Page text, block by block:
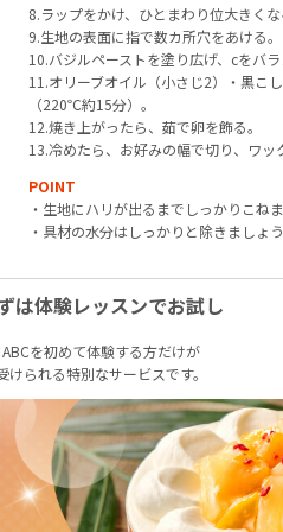
8.ラップをかけ、ひとまわり位大きく
9.生地の表面に指で数カ所穴をあける。
10.バジルペーストを塗り広げ、cをバラ
11.オリーブオイル（小さじ2）・黒こ
（220℃約15分）。
12.焼き上がったら、茹で卵を飾る。
13.冷めたら、お好みの幅で切り、ワッ
POINT
・生地にハリが出るまでしっかりこねま
・具材の水分はしっかりと除きましょう
は体験レッスンでお試し
ABCを初めて体験する方だけが
けられる特別なサービスです。